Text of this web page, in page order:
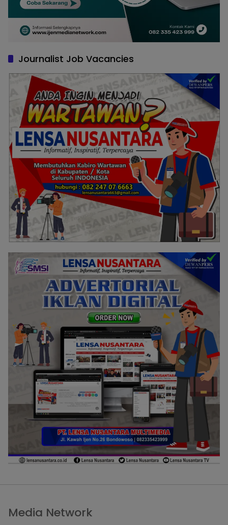
Journalist Job Vacancies
Media Network